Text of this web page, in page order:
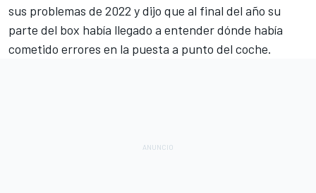
sus problemas de 2022 y dijo que al final del año su
parte del box había llegado a entender dónde había
cometido errores en la puesta a punto del coche.